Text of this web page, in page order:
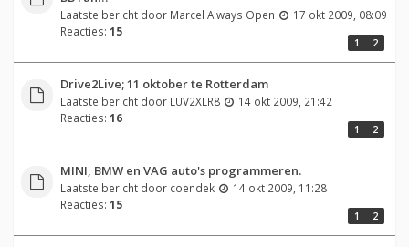
Laatste bericht door Marcel Always Open
17 okt 2009, 08:09
Reacties: 15
1 2
Drive2Live; 11 oktober te Rotterdam
Laatste bericht door LUV2XLR8
14 okt 2009, 21:42
Reacties: 16
1 2
MINI, BMW en VAG auto's programmeren.
Laatste bericht door coendek
14 okt 2009, 11:28
Reacties: 15
1 2